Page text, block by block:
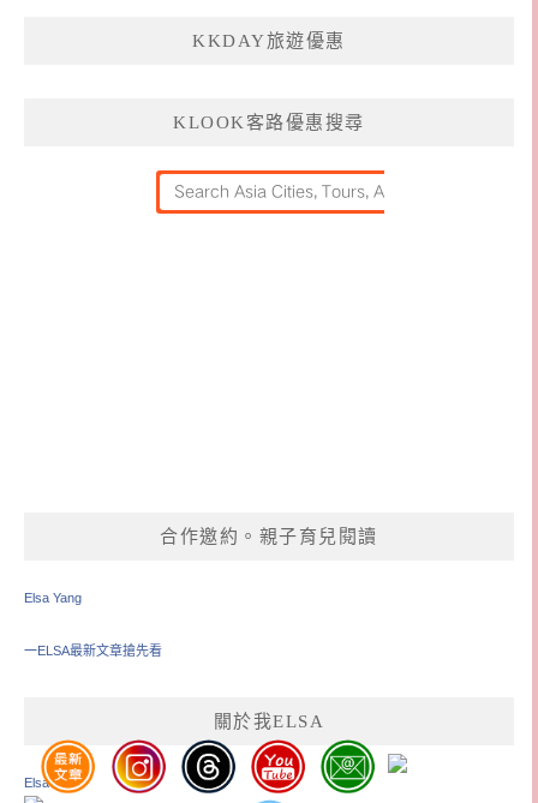
KKDAY旅遊優惠
KLOOK客路優惠搜尋
合作邀約。親子育兒閱讀
Elsa Yang
一ELSA最新文章搶先看
關於我ELSA
Elsa Yang